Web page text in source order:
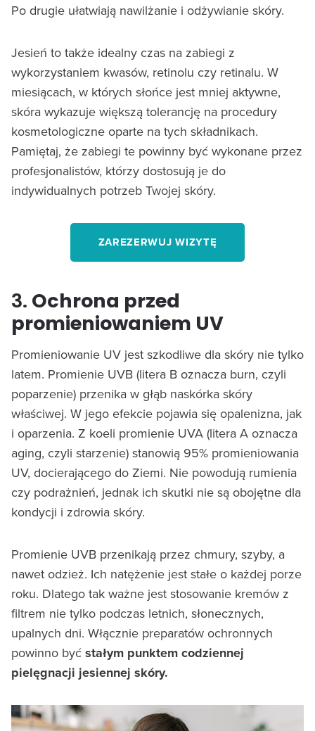
Po drugie ułatwiają nawilżanie i odżywianie skóry.
Jesień to także idealny czas na zabiegi z
wykorzystaniem kwasów, retinolu czy retinalu. W
miesiącach, w których słońce jest mniej aktywne,
skóra wykazuje większą tolerancję na procedury
kosmetologiczne oparte na tych składnikach.
Pamiętaj, że zabiegi te powinny być wykonane przez
profesjonalistów, którzy dostosują je do
indywidualnych potrzeb Twojej skóry.
ZAREZERWUJ WIZYTĘ
3. Ochrona przed
promieniowaniem UV
Promieniowanie UV jest szkodliwe dla skóry nie tylko
latem. Promienie UVB (litera B oznacza burn, czyli
poparzenie) przenika w głąb naskórka skóry
właściwej. W jego efekcie pojawia się opalenizna, jak
i oparzenia. Z koeli promienie UVA (litera A oznacza
aging, czyli starzenie) stanowią 95% promieniowania
UV, docierającego do Ziemi. Nie powodują rumienia
czy podrażnień, jednak ich skutki nie są obojętne dla
kondycji i zdrowia skóry.
Promienie UVB przenikają przez chmury, szyby, a
nawet odzież. Ich natężenie jest stałe o każdej porze
roku. Dlatego tak ważne jest stosowanie kremów z
filtrem nie tylko podczas letnich, słonecznych,
upalnych dni. Włącznie preparatów ochronnych
powinno być stałym punktem codziennej
pielęgnacji jesiennej skóry.